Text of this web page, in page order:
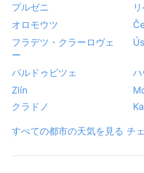
プルゼニ
オロモウツ
フラデツ・クラーロヴェ
ー
パルドゥビツェ
Zlín
クラドノ
すべての都市の天気を見る チ